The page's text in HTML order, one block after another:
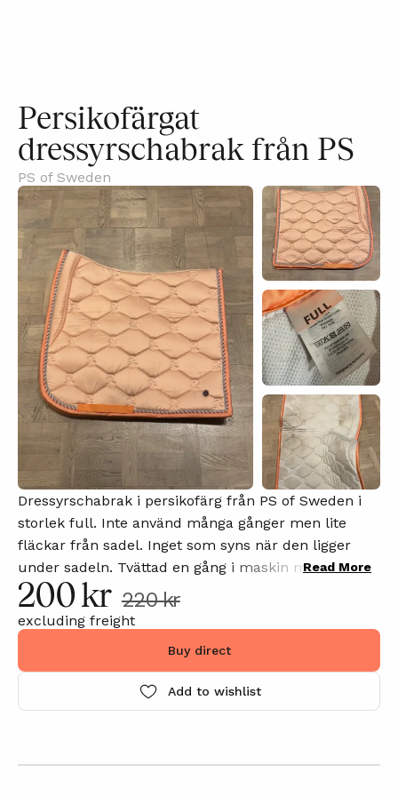
Persikofärgat
dressyrschabrak från PS
PS of Sweden
Dressyrschabrak i persikofärg från PS of Sweden i
storlek full. Inte använd många gånger men lite
fläckar från sadel. Inget som syns när den ligger
under sadeln. Tvättad en gång i maskin men
fortfarande finns lite fläckar. Kanske går bort om
man tvättar det varmare.
Read More
200 kr 220 kr
excluding freight
Buy direct
Add to wishlist